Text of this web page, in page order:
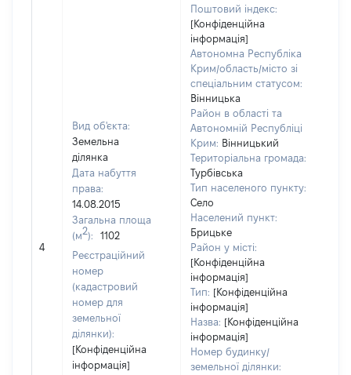
4
Вид об'єкта:
Земельна
ділянка
Дата набуття
права:
14.08.2015
Загальна площа
(м2):
1102
Реєстраційний
номер
(кадастровий
номер для
земельної
ділянки):
[Конфіденційна
інформація]
Поштовий індекс:
[Конфіденційна
інформація]
Автономна Республіка
Крим/область/місто зі
спеціальним статусом:
Вінницька
Район в області та
Автономній Республіці
Крим: Вінницький
Територіальна громада:
Турбівська
Тип населеного пункту:
Село
Населений пункт:
Брицьке
Район у місті:
[Конфіденційна
інформація]
Тип: [Конфіденційна
інформація]
Назва: [Конфіденційна
інформація]
Номер будинку/
земельної ділянки: